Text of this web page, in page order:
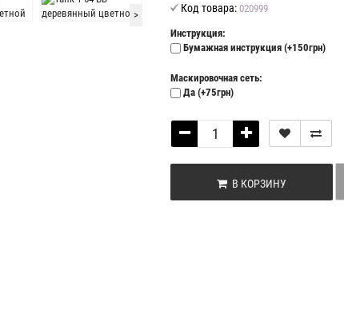
>
Код товара: 020999
Инструкция:
Бумажная инструкция (+150грн)
Маскировочная сеть:
Да (+75грн)
В КОРЗИНУ